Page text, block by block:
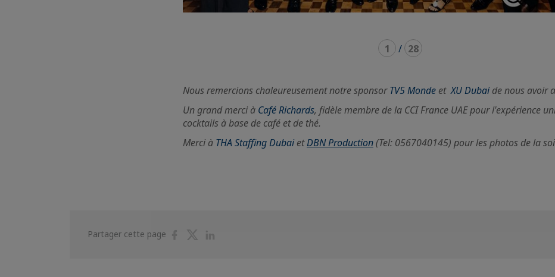
1 / 28
Nous remercions chaleureusement notre sponsorTV5 Monde etXU Dubaide nous avoir
Un grand merci à Café Richards, fidèle membre de la CCI France UAE pour l'expérience
cocktails à base de café et de thé.
Merci à THA Staffing DubaietDBN Production(Tel: 0567040145) pour les photos de la
Partager cette page
PartagerPartager